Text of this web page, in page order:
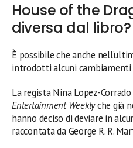
House of the
diversa dal libro?
È possibile che anche
introdotti alcuni
La regista Nina Lopez-
Entertainment Weeklyche già
hanno deciso di deviare in
raccontata da George R. R.